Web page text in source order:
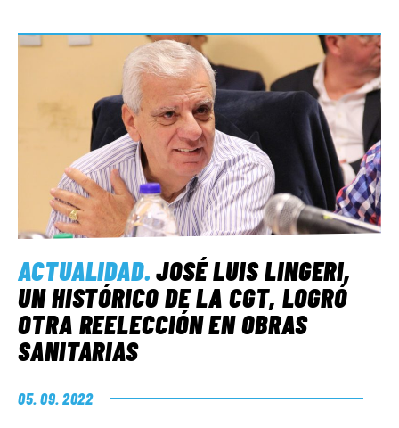
ACTUALIDAD.JOSÉ LUIS LINGERI,
UN HISTÓRICO DE LA CGT, LOGRÓ
OTRA REELECCIÓN EN OBRAS
SANITARIAS
05. 09. 2022